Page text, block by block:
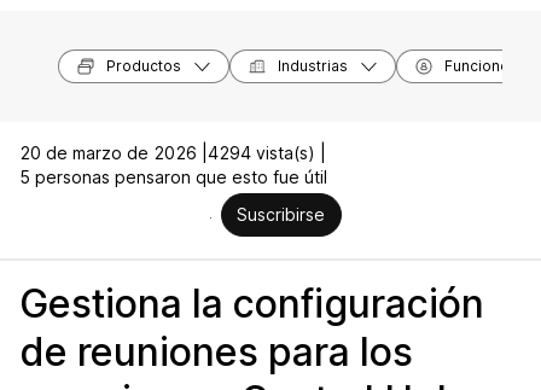
Productos Industrias Funciones
20 de marzo de 2026 | 4294 vista(s) |
5 personas pensaron que esto fue útil
Suscribirse
Gestiona la configuración
de reuniones para los